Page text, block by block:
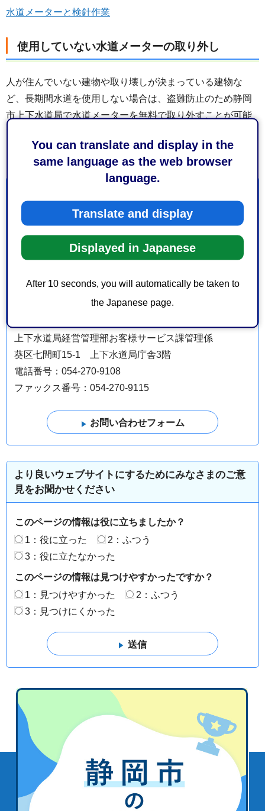
You can translate and display in the
same language as the web browser
language.
Translate and display
Displayed in Japanese
After 10 seconds, you will automatically be taken to
the Japanese page.
水道メーターと検針作業
使用していない水道メーターの取り外し
人が住んでいない建物や取り壊しが決まっている建物な
ど、長期間水道を使用しない場合は、盗難防止のため静岡
市上下水道局で水道メーターを無料で取り外すことが可能
（TEL:054-251-1132）にお問合せください。
上下水道局経営管理部お客様サービス課量水器係
葵区七間町15-1 上下水道局庁舎4階
電話番号：054-270-9136
上下水道局経営管理部お客様サービス課管理係
葵区七間町15-1 上下水道局庁舎3階
電話番号：054-270-9108
ファックス番号：054-270-9115
より良いウェブサイトにするためにみなさまのご意
見をお聞かせください
このページの情報は役に立ちましたか？
1：役に立った
2：ふつう
3：役に立たなかった
このページの情報は見つけやすかったですか？
1：見つけやすかった
2：ふつう
3：見つけにくかった